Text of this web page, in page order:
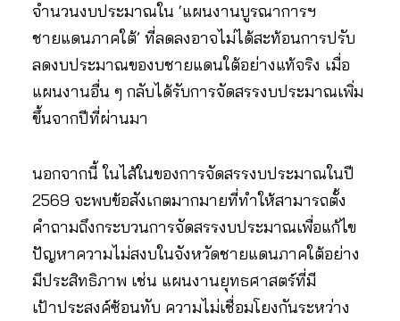
จำนวนงบประมาณใน ‘แผนงานบูรณาการฯ
ชายแดนภาคใต้’ ที่ลดลงอาจไม่ได้สะท้อนการปรับ
ลดงบประมาณของบชายแดนใต้อย่างแท้จริง เมื่อ
แผนงานอื่น ๆ กลับได้รับการจัดสรรงบประมาณเพิ่ม
ขึ้นจากปีที่ผ่านมา
นอกจากนี้ ในไส้ในของการจัดสรรงบประมาณในปี
2569 จะพบข้อสังเกตมากมายที่ทำให้สามารถตั้ง
คำถามถึงกระบวนการจัดสรรงบประมาณเพื่อแก้ไข
ปัญหาความไม่สงบในจังหวัดชายแดนภาคใต้อย่าง
มีประสิทธิภาพ เช่น แผนงานยุทธศาสตร์ที่มี
เป้าประสงค์ซ้อนทับ ความไม่เชื่อมโยงกันระหว่าง